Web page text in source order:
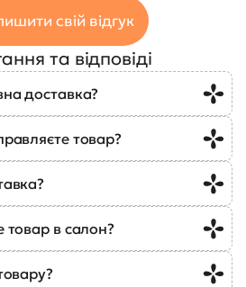
свій відгук
та відповіді
доставка?
товар?
товар в салон?